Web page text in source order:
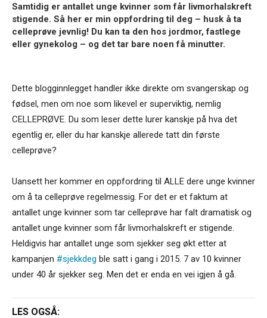
Samtidig er antallet unge kvinner som får livmorhalskreft
stigende. Så her er min oppfordring til deg – husk å ta
celleprøve jevnlig! Du kan ta den hos jordmor, fastlege
eller gynekolog – og det tar bare noen få minutter.
Dette blogginnlegget handler ikke direkte om svangerskap og
fødsel, men om noe som likevel er superviktig, nemlig
CELLEPRØVE. Du som leser dette lurer kanskje på hva det
egentlig er, eller du har kanskje allerede tatt din første
celleprøve?
Uansett her kommer en oppfordring til ALLE dere unge kvinner
om å ta celleprøve regelmessig. For det er et faktum at
antallet unge kvinner som tar celleprøve har falt dramatisk og
antallet unge kvinner som får livmorhalskreft er stigende.
Heldigvis har antallet unge som sjekker seg økt etter at
kampanjen #sjekkdeg ble satt i gang i 2015. 7 av 10 kvinner
under 40 år sjekker seg. Men det er enda en vei igjen å gå.
LES OGSÅ: